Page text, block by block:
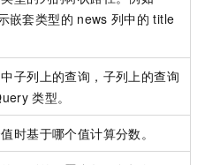
嵌套类型的 news 列中的 title
子列上的查询，子列上的查询
类型。
时基于哪个值计算分数。